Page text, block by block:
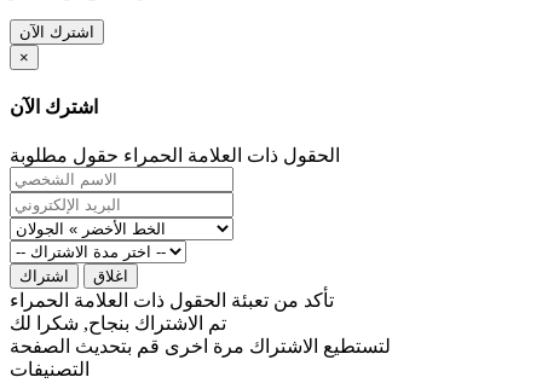
اشترك الآن
×
اشترك الآن
الحقول ذات العلامة الحمراء حقول مطلوبة
اشتراك اغلاق
تأكد من تعبئة الحقول ذات العلامة الحمراء
تم الاشتراك بنجاح, شكرا لك
لتستطيع الاشتراك مرة اخرى قم بتحديث الصفحة
التصنيفات